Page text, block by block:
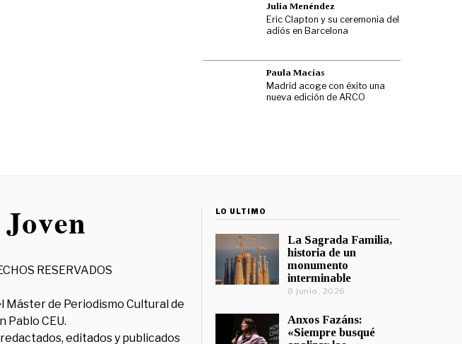
Julia Menéndez
Eric Clapton y su ceremonia del
adiós en Barcelona
Paula Macías
Madrid acoge con éxito una
nueva edición de ARCO
RESERVADOS
Máster de Periodismo Cultural de
Pablo CEU.
editados y publicados
LO ÚLTIMO
La Sagrada Familia,
historia de un
monumento
interminable
8 junio, 2026
Anxos Fazáns:
«Siempre busqué